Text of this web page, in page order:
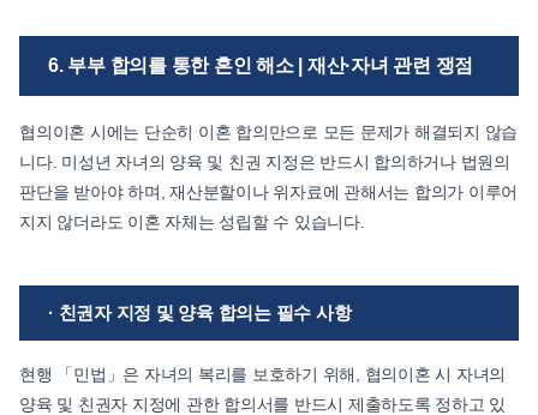
6. 부부 합의를 통한 혼인 해소 | 재산·자녀 관련 쟁점
협의이혼 시에는 단순히 이혼 합의만으로 모든 문제가 해결되지 않습
니다. 미성년 자녀의 양육 및 친권 지정은 반드시 합의하거나 법원의
판단을 받아야 하며, 재산분할이나 위자료에 관해서는 합의가 이루어
지지 않더라도 이혼 자체는 성립할 수 있습니다.
· 친권자 지정 및 양육 합의는 필수 사항
현행 「민법」은 자녀의 복리를 보호하기 위해, 협의이혼 시 자녀의
양육 및 친권자 지정에 관한 합의서를 반드시 제출하도록 정하고 있